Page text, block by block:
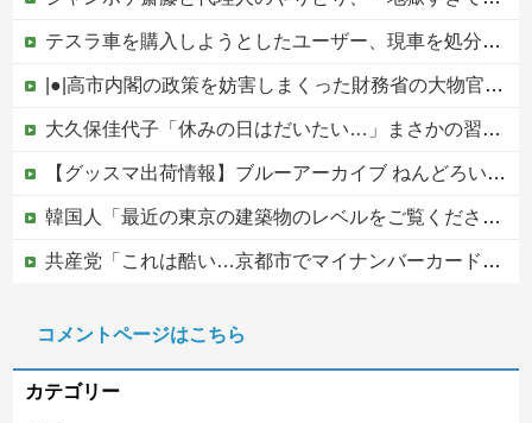
テスラ車を購入しようとしたユーザー、現車を処分して代金を支払い、平日の納車日に予定を合わせた結果……
|●|高市内閣の政策を妨害しまくった財務省の大物官僚、本来ならエース級の人材が就くはずのないポストに送られ……
大久保佳代子「休みの日はだいたい…」まさかの習慣を暴露ｗｗｗ
【グッスマ出荷情報】ブルーアーカイブ ねんどろいど「百合園セイア」「竜華キサキ」「早瀬ユウカ(再販)」ほか【発売日決定】
韓国人「最近の東京の建築物のレベルをご覧ください・・・」
共産党「これは酷い…京都市でマイナンバーカードを持たない29万人がポイント給付事業から排除された」
【移民政策反対】イオンの売り場で唐揚げを食う中国人の子供
コメントページはこちら
カテゴリー